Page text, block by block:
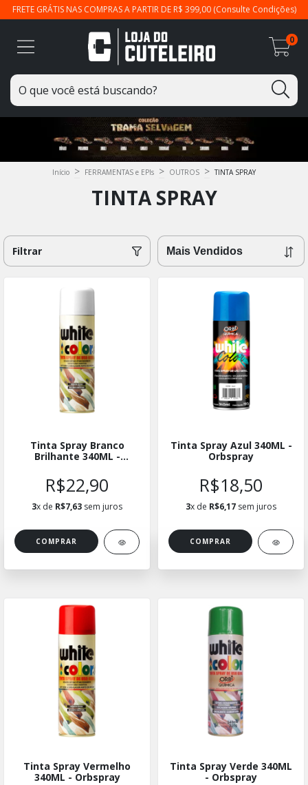
FRETE GRÁTIS NAS COMPRAS A PARTIR DE R$ 399,00 (Consulte Condições)
0
Início > FERRAMENTAS e EPIs > OUTROS > TINTA SPRAY
TINTA SPRAY
Filtrar
Tinta Spray Branco
Brilhante 340ML -
R$22,90
3x de R$7,63 sem juros
Tinta Spray Azul 340ML -
Orbspray
R$18,50
3x de R$6,17 sem juros
Tinta Spray Vermelho
340ML - Orbspray
Tinta Spray Verde 340ML
- Orbspray